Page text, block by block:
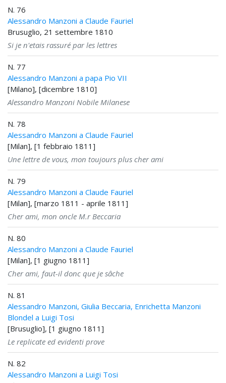
N. 76
Alessandro Manzoni a Claude Fauriel
Brusuglio, 21 settembre 1810
Si je n'etais rassuré par les lettres
N. 77
Alessandro Manzoni a papa Pio VII
[Milano], [dicembre 1810]
Alessandro Manzoni Nobile Milanese
N. 78
Alessandro Manzoni a Claude Fauriel
[Milan], [1 febbraio 1811]
Une lettre de vous, mon toujours plus cher ami
N. 79
Alessandro Manzoni a Claude Fauriel
[Milan], [marzo 1811 - aprile 1811]
Cher ami, mon oncle M.r Beccaria
N. 80
Alessandro Manzoni a Claude Fauriel
[Milan], [1 giugno 1811]
Cher ami, faut-il donc que je sâche
N. 81
Alessandro Manzoni, Giulia Beccaria, Enrichetta Manzoni
Blondel a Luigi Tosi
[Brusuglio], [1 giugno 1811]
Le replicate ed evidenti prove
N. 82
Alessandro Manzoni a Luigi Tosi